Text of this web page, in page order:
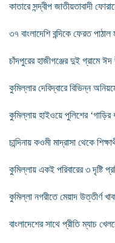
কাতারে সন্দ্বীপ জাতীয়তাবাদী
৩৭ বাংলাদেশি বন্দিকে ফেরত পাঠাল
চাঁদপুরের হাজীগঞ্জের দুই গ্রামে
কুমিল্লার দেবিদ্বারে বিভিন্ন
কুমিল্লায় হাইওয়ে পুলিশের ‘গাড়ির
চান্দিনায় কওমী মাদ্রাসা থেকে
কুমিল্লায় একই পরিবারের ৩ দৃষ্টি
কুমিল্লা নগরীতে মেয়াদ উত্তীর্ণ
বাংলাদেশের সাথে প্রীতি ম্যাচ